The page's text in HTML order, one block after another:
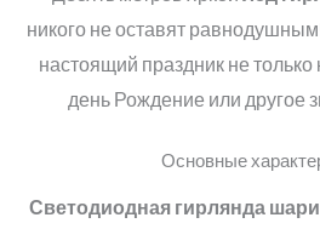
никого не оставят
настоящий праздник не
день Рождение или другое
Основные
Светодиодная гирлянда